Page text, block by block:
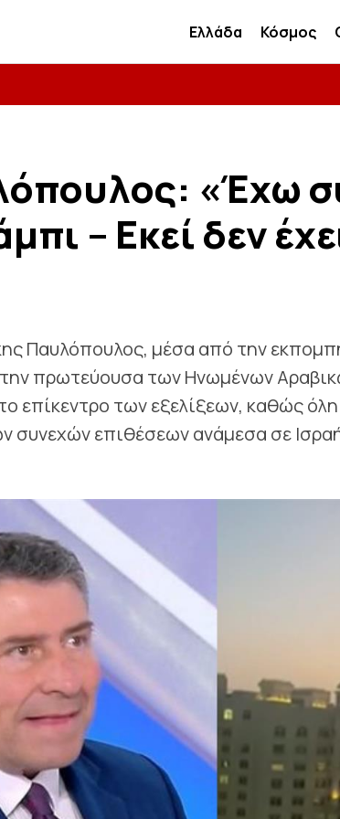
Ελλάδα Κόσμος
«Έχω
– Εκεί δεν
Παυλόπουλος, μέσα από την
πρωτεύουσα των Ηνωμένων
επίκεντρο των εξελίξεων, καθώς
συνεχών επιθέσεων ανάμεσα σε